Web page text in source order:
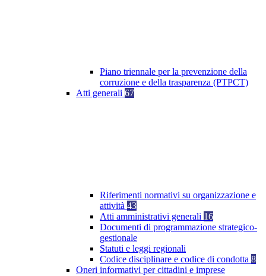
Piano triennale per la prevenzione della
corruzione e della trasparenza (PTPCT)
Atti generali 67
Riferimenti normativi su organizzazione e
attività 43
Atti amministrativi generali 16
Documenti di programmazione strategico-
gestionale
Statuti e leggi regionali
Codice disciplinare e codice di condotta 8
Oneri informativi per cittadini e imprese